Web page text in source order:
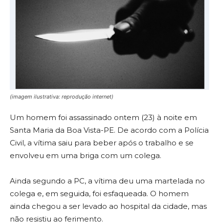
(imagem ilustrativa: reprodução internet)
Um homem foi assassinado ontem (23) à noite em
Santa Maria da Boa Vista-PE. De acordo com a Polícia
Civil, a vítima saiu para beber após o trabalho e se
envolveu em uma briga com um colega.
Ainda segundo a PC, a vítima deu uma martelada no
colega e, em seguida, foi esfaqueada. O homem
ainda chegou a ser levado ao hospital da cidade, mas
não resistiu ao ferimento.